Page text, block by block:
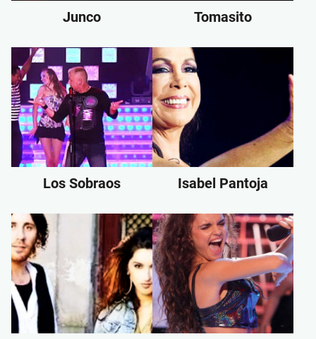
Junco Tomasito
Los Sobraos Isabel Pantoja